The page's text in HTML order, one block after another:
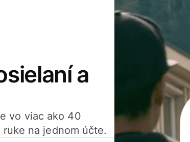
a
vo viac ako 40
na jednom účte.